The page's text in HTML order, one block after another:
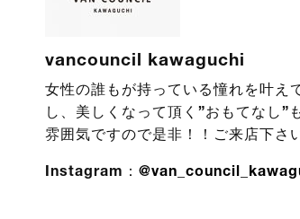
vancouncil kawaguchi
女性の誰もが持っている憧れを叶え
し、美しくなって頂く”おもてなし
雰囲気ですので是非！！ご来店下
Instagram：